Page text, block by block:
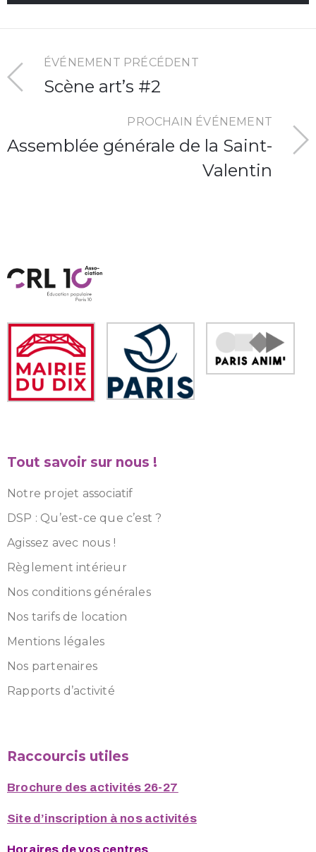
ÉVÉNEMENT PRÉCÉDENT
Scène art’s #2
PROCHAIN ÉVÉNEMENT
Assemblée générale de la Saint-
Valentin
Tout savoir sur nous !
Notre projet associatif
DSP : Qu’est-ce que c’est ?
Agissez avec nous !
Règlement intérieur
Nos conditions générales
Nos tarifs de location
Mentions légales
Nos partenaires
Rapports d’activité
Raccourcis utiles
Brochure des activités 26-27
Site d’inscription à nos activités